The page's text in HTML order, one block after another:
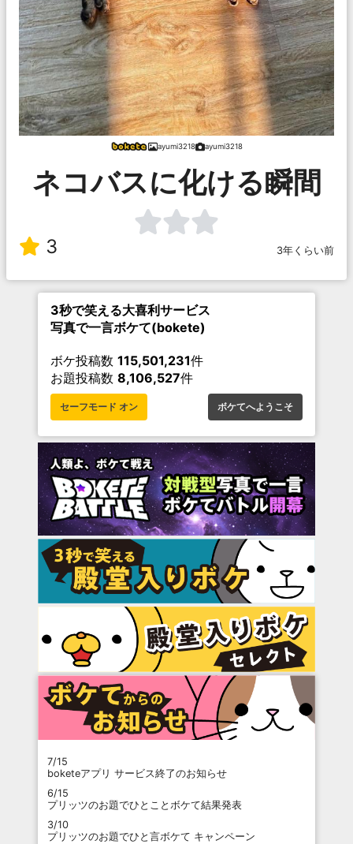
ayumi3218 ayumi3218
ネコバスに化ける瞬間
3 3年くらい前
3秒で笑える大喜利サービス
写真で一言ボケて(bokete)
ボケ投稿数 115,501,231件
お題投稿数 8,106,527件
セーフモード オン ボケてへようこそ
7/15
boketeアプリ サービス終了のお知らせ
6/15
プリッツのお題でひとことボケて結果発表
3/10
プリッツのお題でひと言ボケて キャンペーン